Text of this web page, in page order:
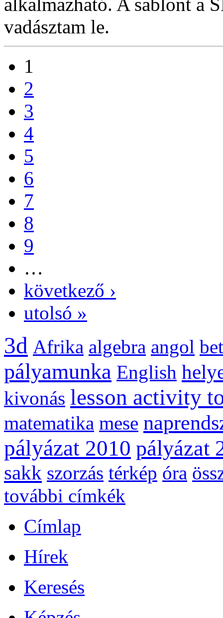
vadásztam le.
1
2
3
4
5
6
7
8
9
…
következő ›
utolsó »
3d Afrika algebra angol
pályamunka English
kivonás lesson activity
matematika mese
pályázat 2010 pályázat
sakk szorzás térkép óra
további címkék
Címlap
Hírek
Keresés